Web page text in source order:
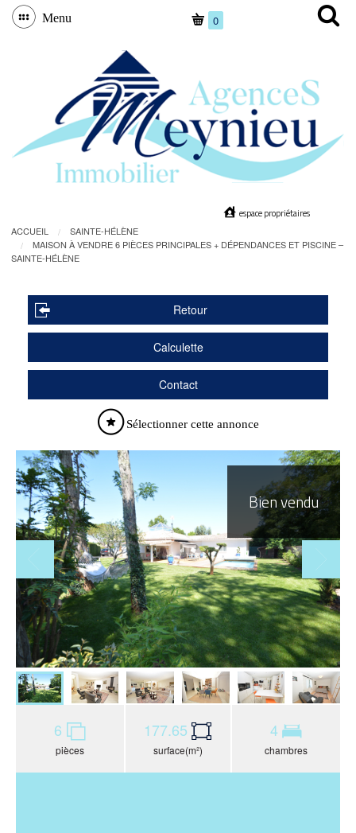
Menu 0
espace propriétaires
ACCUEIL
SAINTE-HÉLÈNE
MAISON À VENDRE 6 PIÈCES PRINCIPALES + DÉPENDANCES ET PISCINE –
SAINTE-HÉLÈNE
Retour
Calculette
Contact
Sélectionner cette annonce
Bien vendu
6
pièces
177.65
surface(m²)
4
chambres